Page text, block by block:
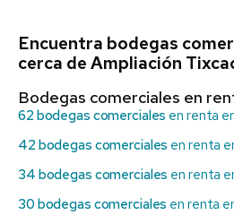
Encuentra bodegas
cerca de Ampliación
Bodegas comerciales en
62 bodegas comerciales en renta
42 bodegas comerciales en renta
34 bodegas comerciales en renta
30 bodegas comerciales en renta